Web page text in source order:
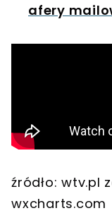
afery
źródło: wtv.pl
wxcharts.com